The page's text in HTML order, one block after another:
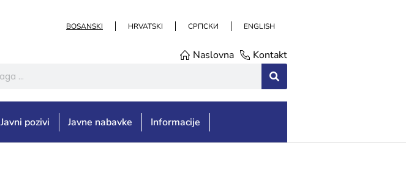
BOSANSKI HRVATSKI СРПСКИ ENGLISH
Naslovna Kontakt
Javni pozivi Javne nabavke Informacije